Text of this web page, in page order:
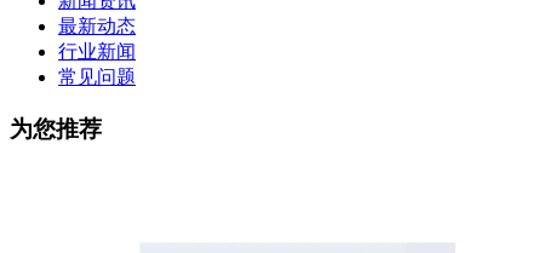
最新动态
行业新闻
常见问题
为您推荐